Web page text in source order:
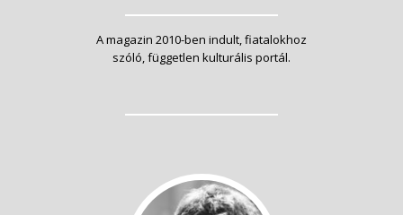
A magazin 2010-ben indult, fiatalokhoz
szóló, független kulturális portál.